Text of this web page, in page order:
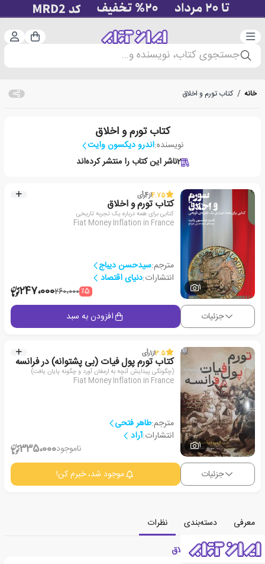
دسته‌بندی سبد
جستجوی کتاب، نویسنده و...
خانه / کتاب تورم و اخلاق
کتاب تورم و اخلاق
نویسنده:اندرو دیکسون وایت
2ناشر این کتاب را منتشر کرده‌اند
1
4.75از4رأی
کتاب تورم و اخلاق
کتابی برای همه درباره یک تجربه تاریخی
Fiat Money Inflation in France
مترجم:سیدحسن دیباج
انتشارات:دنیای اقتصاد
٪5260،000247،000
جزئیات افزودن به سبد
1
3.5از1رأی
کتاب تورم پول فیات (بی پشتوانه) در فرانسه
(چگونگی پیدایش آنچه به ارمغان آورد و چگونه پایان یافت)
Fiat Money Inflation in France
مترجم:طاهر فتحی
انتشارات:آراد
ناموجود335،000
جزئیات موجود شد، خبرم کن!
معرفی دسته‌بندی
نظرات
معرفی کتاب تورم و اخلاق